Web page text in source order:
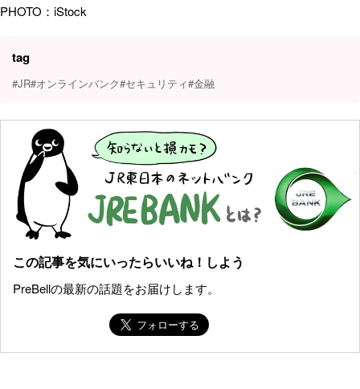
PHOTO：iStock
tag
#JR#オンラインバンク#セキュリティ#金融
この記事を気にいったらいいね！しよう
PreBellの最新の話題をお届けします。